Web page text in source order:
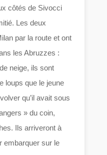
côtés de Sivocci
Les deux
par la route et ont
les Abruzzes :
neige, ils sont
loups que le jeune
qu’il avait sous
» du coin,
Ils arriveront à
embarquer sur le